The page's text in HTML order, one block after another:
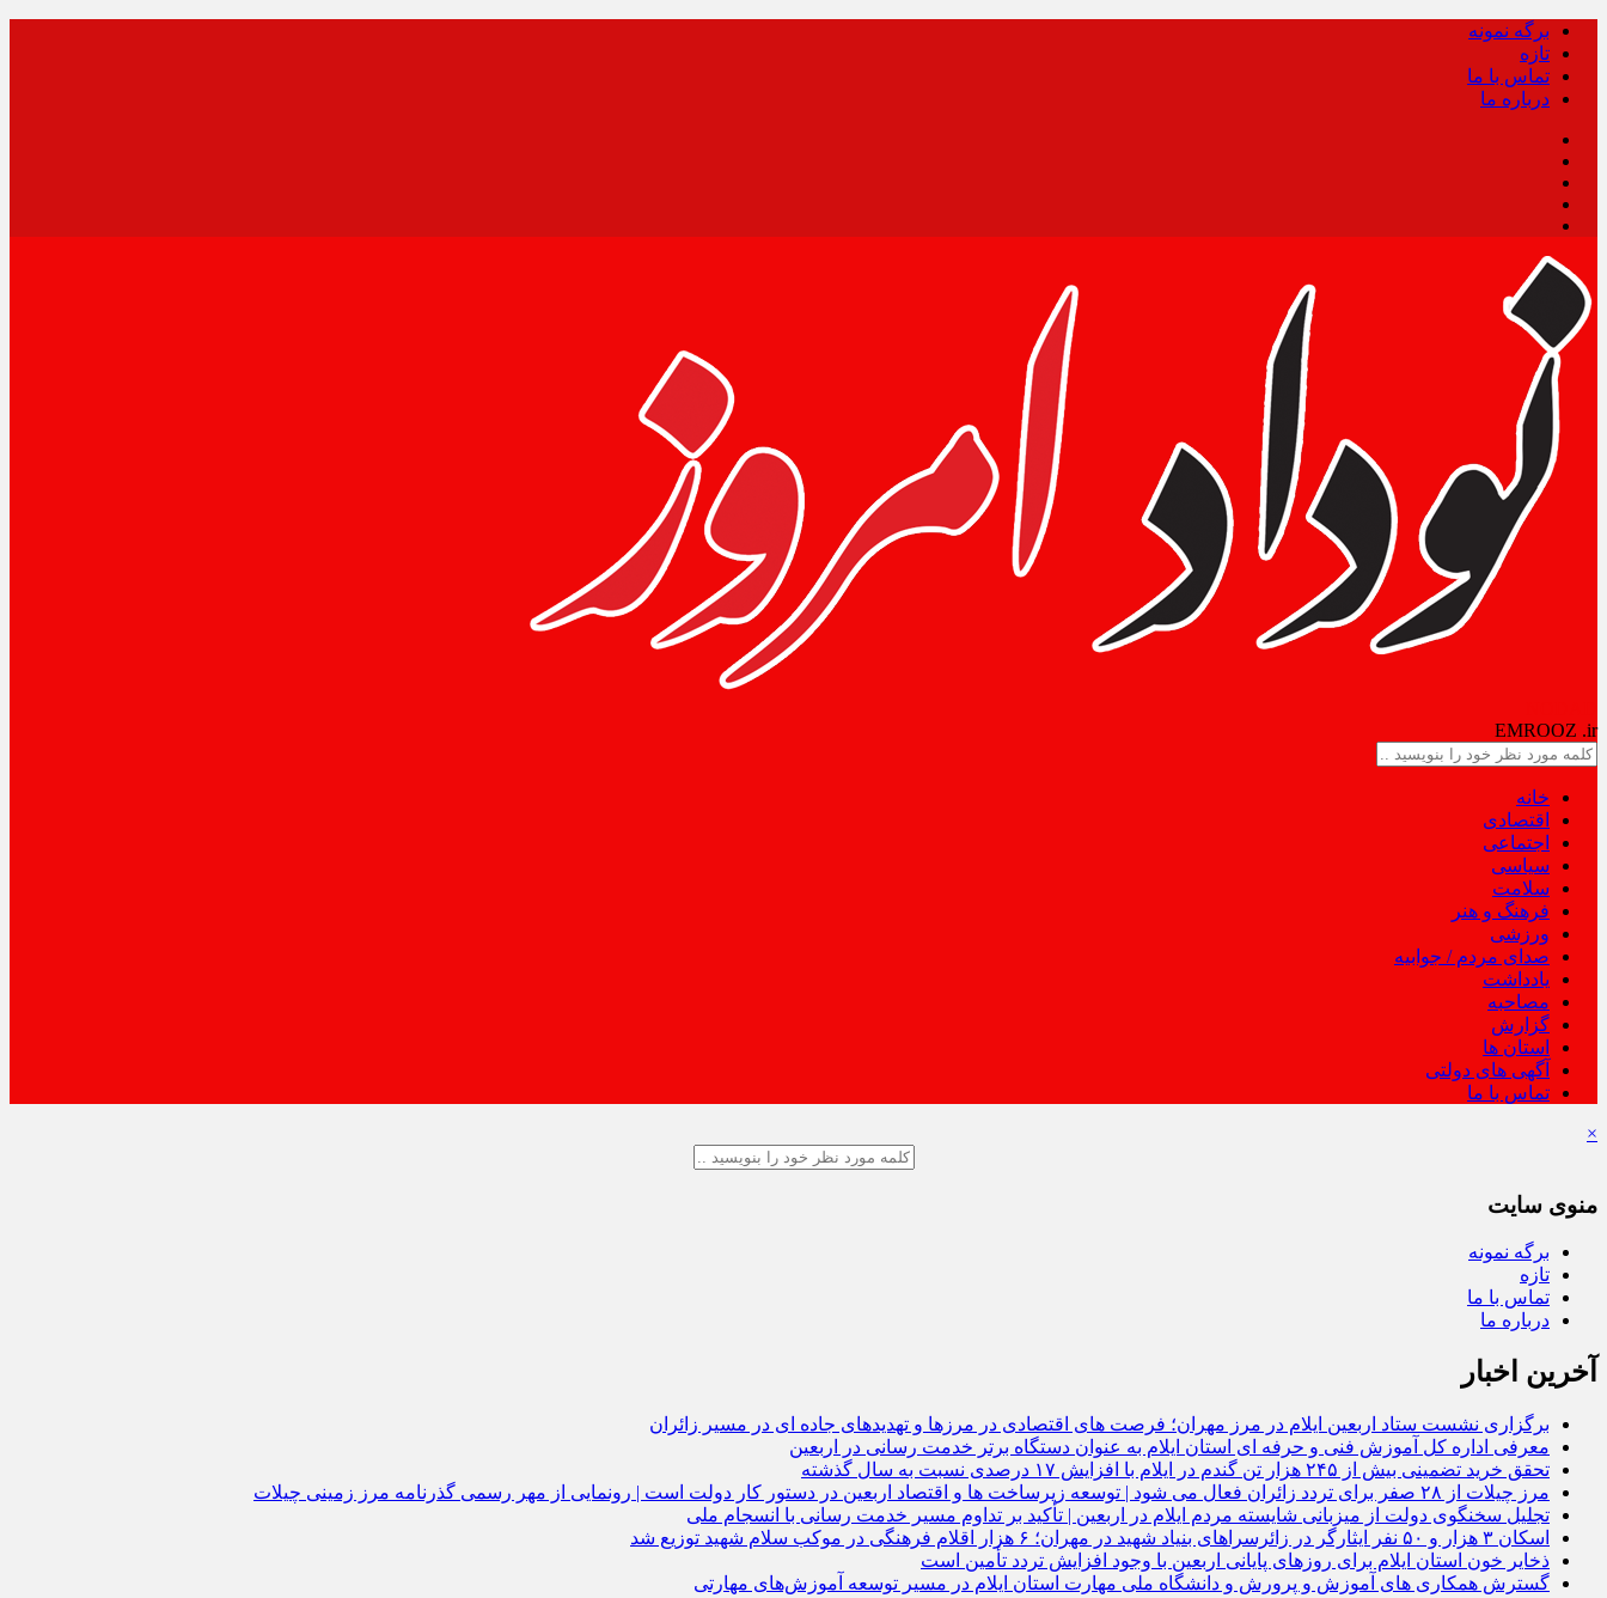
برگه نمونه
تازه
تماس با ما
درباره ما
EMROOZ .ir
خانه
اقتصادی
اجتماعی
سیاسی
سلامت
فرهنگ و هنر
ورزشی
صدای مردم / جوابیه
یادداشت
مصاحبه
گزارش
استان ها
آگهی های دولتی
تماس با ما
×
منوی سایت
برگه نمونه
تازه
تماس با ما
درباره ما
آخرین اخبار
برگزاری نشست ستاد اربعین ایلام در مرز مهران؛ فرصت‌ های اقتصادی در مرزها و تهدیدهای جاده‌ ای در مسیر زائران
معرفی اداره کل آموزش فنی و حرفه‌ ای استان ایلام به‌ عنوان دستگاه برتر خدمت‌ رسانی در اربعین
تحقق خرید تضمینی بیش از ۲۴۵ هزار تن گندم در ایلام با افزایش ۱۷ درصدی نسبت به سال گذشته
مرز چیلات از ۲۸ صفر برای تردد زائران فعال می‌ شود | توسعه زیرساخت‌ ها و اقتصاد اربعین در دستور کار دولت است | رونمایی از مهر رسمی گذرنامه مرز زمینی چیلات
تجلیل سخنگوی دولت از میزبانی شایسته مردم ایلام در اربعین | تأکید بر تداوم مسیر خدمت‌ رسانی با انسجام ملی
اسکان ۳ هزار و ۵۰ نفر ایثارگر در زائرسراهای بنیاد شهید در مهران؛ ۶ هزار اقلام فرهنگی در موکب سلام شهید توزیع شد
ذخایر خون استان ایلام برای روزهای پایانی اربعین با وجود افزایش تردد تأمین است
گسترش همکاری‌ های آموزش و پرورش و دانشگاه ملی مهارت استان ایلام در مسیر توسعه آموزش‌های مهارتی